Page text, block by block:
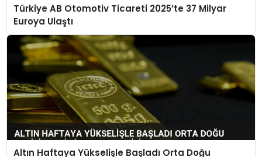
Türkiye AB Otomotiv Ticareti 2025’te 37 Milyar
Euroya Ulaştı
Altın Haftaya Yükselişle Başladı Orta Doğu